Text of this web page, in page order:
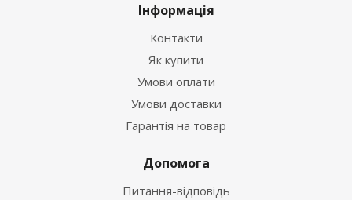
Інформація
Контакти
Як купити
Умови оплати
Умови доставки
Гарантія на товар
Допомога
Питання-відповідь